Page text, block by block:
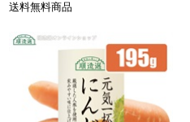
送料無料商品